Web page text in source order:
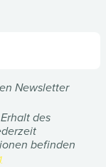
Newsletter
des
befinden